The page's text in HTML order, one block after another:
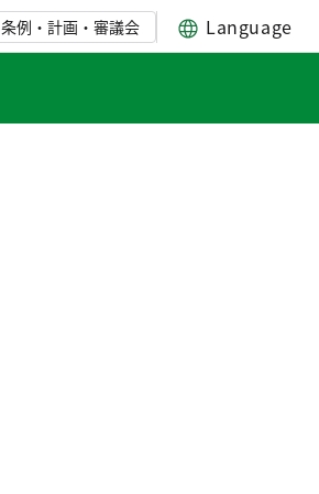
条例・計画・審議会 Language